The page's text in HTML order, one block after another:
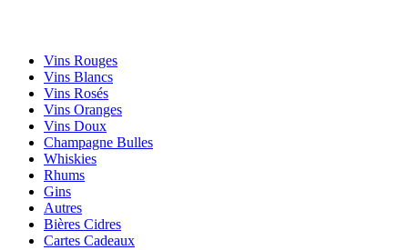
Vins Rouges
Vins Blancs
Vins Rosés
Vins Oranges
Vins Doux
Champagne Bulles
Whiskies
Rhums
Gins
Autres
Bières Cidres
Cartes Cadeaux